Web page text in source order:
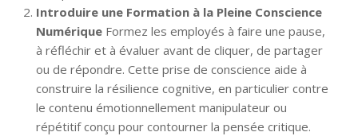
Introduire une Formation à la Pleine Conscience
Numérique Formez les employés à faire une pause,
à réfléchir et à évaluer avant de cliquer, de partager
ou de répondre. Cette prise de conscience aide à
construire la résilience cognitive, en particulier contre
le contenu émotionnellement manipulateur ou
répétitif conçu pour contourner la pensée critique.